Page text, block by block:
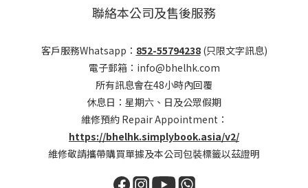
聯絡本公司及售後服務
客戶服務Whatsapp： 852-55794238(只限文字訊息)
電子郵箱：info@bhelhk.com
所有訊息會在48小時內回覆
休息日：星期六、日及公眾假期
維修預約 Repair Appointment：
https://bhelhk.simplybook.asia/v2/
維修敬請攜帶購買單據及本公司包裝標籤以茲證明